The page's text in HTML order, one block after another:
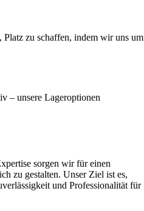
Platz zu schaffen, indem wir uns um
– unsere Lageroptionen
sorgen wir für einen
zu gestalten. Unser Ziel ist es,
und Professionalität für